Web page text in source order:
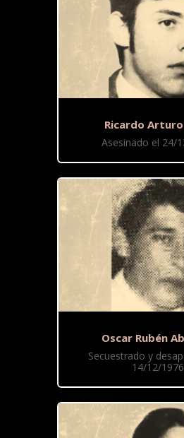
Ricardo Arturo
Asesinado el 24/
Oscar Rubén
Secuestrado y
14/12/1976